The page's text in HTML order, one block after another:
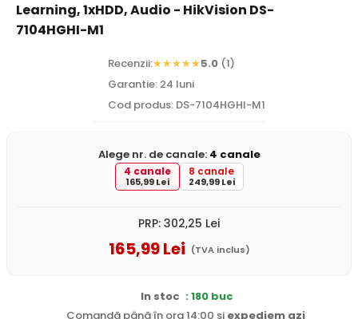
Learning, 1xHDD, Audio - HikVision DS-
7104HGHI-M1
Recenzii: 5.0 (1)
Garantie: 24 luni
Cod produs: DS-7104HGHI-M1
Alege nr. de canale: 4 canale
4 canale
165,99 Lei
8 canale
249,99 Lei
PRP: 302,25 Lei
165,99Lei (TVA inclus)
In stoc : 180 buc
Comandă până în ora 14:00 și expediem azi